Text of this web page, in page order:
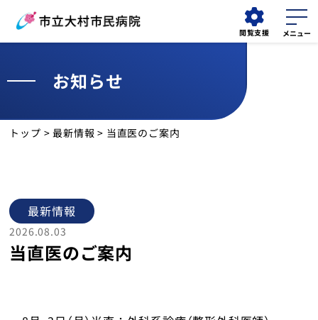
閲覧支援
外来
外来
担当医表
診療科
診療部門
お知らせ
トップ >最新情報 > 当直医のご案内
最新情報
2026.08.03
当直医のご案内